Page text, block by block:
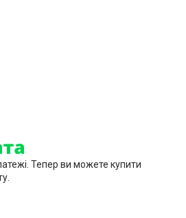
Тепер ви можете купити